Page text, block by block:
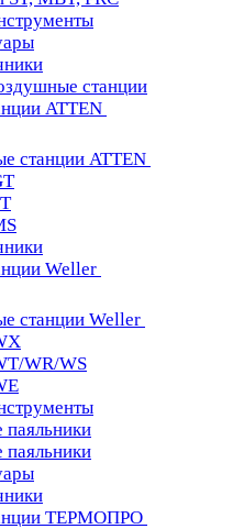
станции
ATTEN
станции ATTEN
Weller
станции Weller
WR/WS
паяльники
паяльники
ТЕРМОПРО